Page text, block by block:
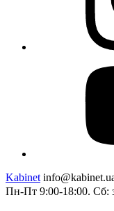
Kabinet
Пн-Пт 9:00-18:00. Сб: